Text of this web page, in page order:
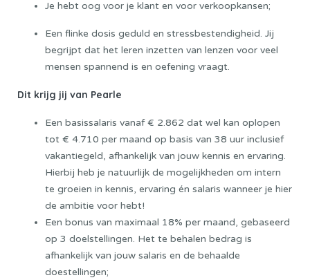
Je hebt oog voor je klant en voor verkoopkansen;
Een flinke dosis geduld en stressbestendigheid. Jij
begrijpt dat het leren inzetten van lenzen voor veel
mensen spannend is en oefening vraagt.
Dit krijg jij van Pearle
Een basissalaris vanaf € 2.862 dat wel kan oplopen
tot € 4.710 per maand op basis van 38 uur inclusief
vakantiegeld, afhankelijk van jouw kennis en ervaring.
Hierbij heb je natuurlijk de mogelijkheden om intern
te groeien in kennis, ervaring én salaris wanneer je hier
de ambitie voor hebt!
Een bonus van maximaal 18% per maand, gebaseerd
op 3 doelstellingen. Het te behalen bedrag is
afhankelijk van jouw salaris en de behaalde
doestellingen;